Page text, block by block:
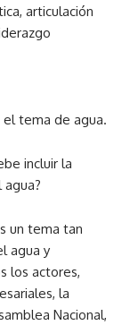
articulación
tema de agua.
incluir la
un tema tan
agua y
los actores,
la
Nacional,